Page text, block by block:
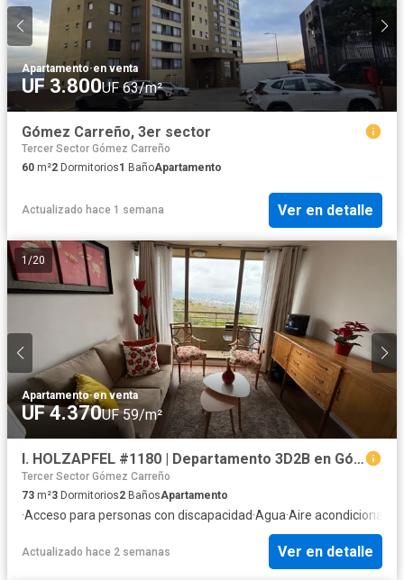
Apartamento·en venta
UF 3.800UF 63/m²
Gómez Carreño, 3er sector
Tercer Sector Gómez Carreño
60 m²2 Dormitorios1 BañoApartamento
Actualizado hace 1 semana Ver en detalle
1 /20
Apartamento·en venta
UF 4.370UF 59/m²
I. HOLZAPFEL #1180 | Departamento 3D2B en Gómez Carreño
Tercer Sector Gómez Carreño
73 m²3 Dormitorios2 BañosApartamento
·Acceso para personas con discapacidad·Agua·Aire acondicionado
Actualizado hace 2 semanas Ver en detalle